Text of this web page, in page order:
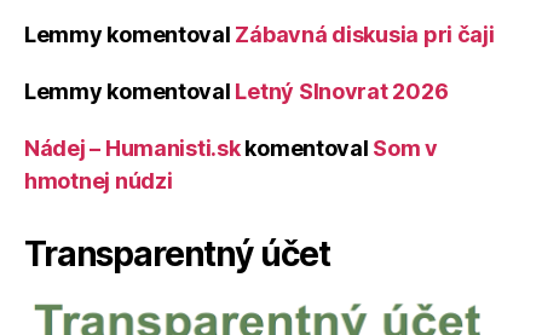
Lemmy komentoval Zábavná diskusia pri čaji
Lemmy komentoval Letný Slnovrat 2026
Nádej – Humanisti.skkomentoval Som v
hmotnej núdzi
Transparentný účet